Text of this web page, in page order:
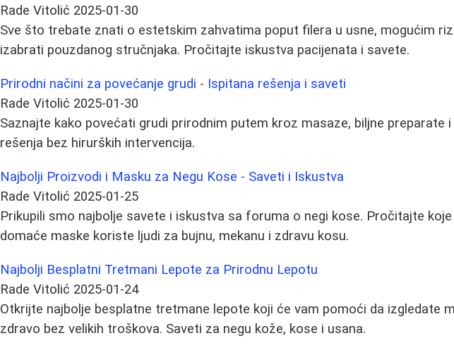
Rade Vitolić 2025-01-30
Sve što trebate znati o estetskim zahvatima poput filera u usne, mogućim
izabrati pouzdanog stručnjaka. Pročitajte iskustva pacijenata i savete.
Prirodni načini za povećanje grudi - Ispitana rešenja i saveti
Rade Vitolić 2025-01-30
Saznajte kako povećati grudi prirodnim putem kroz masaze, biljne preparate
rešenja bez hirurških intervencija.
Najbolji Proizvodi i Masku za Negu Kose - Saveti i Iskustva
Rade Vitolić 2025-01-25
Prikupili smo najbolje savete i iskustva sa forumа o negi kose. Pročitajte
domaće maske koriste ljudi za bujnu, mekanu i zdravu kosu.
Najbolji Besplatni Tretmani Lepote za Prirodnu Lepotu
Rade Vitolić 2025-01-24
Otkrijte najbolje besplatne tretmane lepote koji će vam pomoći da izgledate
zdravo bez velikih troškova. Saveti za negu kože, kose i usana.